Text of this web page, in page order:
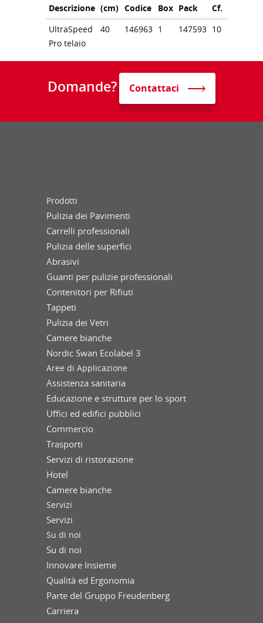
Descrizione (cm) Codice
Box Pack
Cf.
UltraSpeed
Pro telaio
40 146963 1 147593 10
Domande? Contattaci
Prodotti
Pulizia dei Pavimenti
Carrelli professionali
Pulizia delle superfici
Abrasivi
Guanti per pulizie professionali
Contenitori per Rifiuti
Tappeti
Pulizia dei Vetri
Camere bianche
Nordic Swan Ecolabel 3
Aree di Applicazione
Assistenza sanitaria
Educazione e strutture per lo sport
Uffici ed edifici pubblici
Commercio
Trasporti
Servizi di ristorazione
Hotel
Camere bianche
Servizi
Servizi
Su di noi
Su di noi
Innovare Insieme
Qualità ed Ergonomia
Parte del Gruppo Freudenberg
Carriera